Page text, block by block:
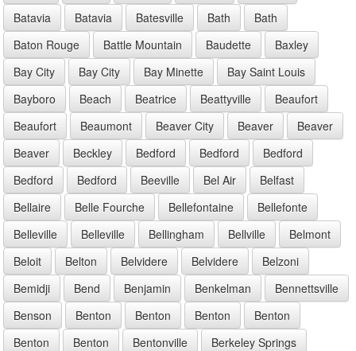
Batavia
Batavia Batesville Bath
Bath
Baton Rouge
Battle Mountain Baudette
Baxley
Bay City
Bay City Bay Minette
Bay Saint Louis
Bayboro
Beach Beatrice Beattyville
Beaufort
Beaufort
Beaumont Beaver City Beaver
Beaver
Beaver
Beckley Bedford Bedford
Bedford
Bedford
Bedford Beeville Bel Air
Belfast
Bellaire
Belle Fourche Bellefontaine
Bellefonte
Belleville
Belleville Bellingham Bellville
Belmont
Beloit
Belton Belvidere Belvidere
Belzoni
Bemidji
Bend Benjamin Benkelman
Bennettsville
Benson
Benton Benton Benton
Benton
Benton
Benton Bentonville
Berkeley Springs